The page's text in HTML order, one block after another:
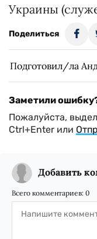
Украины
Поделиться
Подготовил/ла
Заметили
Пожалуйста,
Ctrl+Enter или
Добавить
Всего комментариев: 0